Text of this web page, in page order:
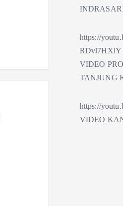
https://
RDvl7HXiY
VIDEO
TANJUNG
https://
VIDEO